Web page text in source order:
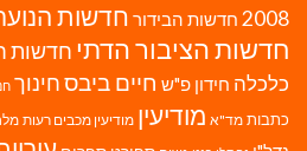
2008 חדשות הבידור חדשות
חדשות הציבור הדתי חדשות
כלכלה חידון פ"ש חיים ביבסחינוך
כתבות מד"א מודיעין מודיעין מכבים רעות